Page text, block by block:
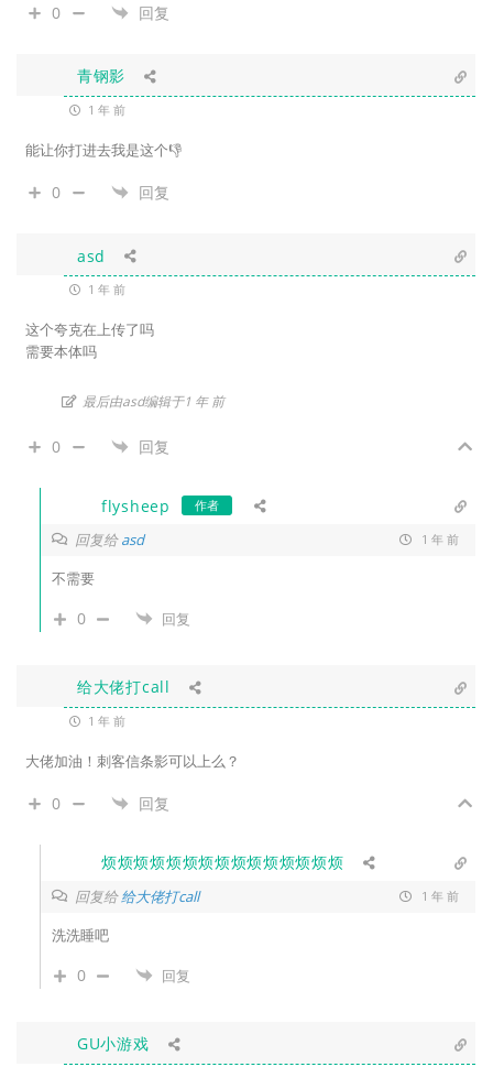
0 回复
青钢影
1 年 前
能让你打进去我是这个👎
0 回复
asd
1 年 前
这个夸克在上传了吗
需要本体吗
最后由asd编辑于1 年 前
0 回复
flysheep 作者
回复给asd 1 年 前
不需要
0 回复
给大佬打call
1 年 前
大佬加油！刺客信条影可以上么？
0 回复
烦烦烦烦烦烦烦烦烦烦烦烦烦烦烦
回复给给大佬打call 1 年 前
洗洗睡吧
0 回复
GU小游戏